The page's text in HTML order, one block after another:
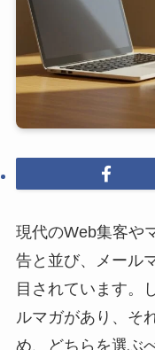
現代のWeb集客や
告と並び、メール
目されています。
ルマガがあり、そ
め、どちらを選ぶ